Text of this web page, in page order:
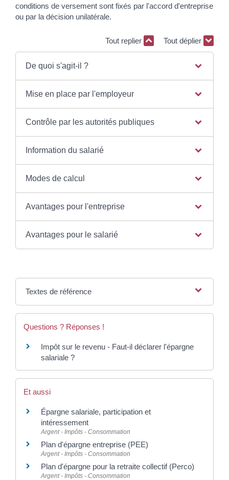
conditions de versement sont fixés par l'accord d'entreprise
ou par la décision unilatérale.
Tout replier Tout déplier
De quoi s'agit-il ?
Mise en place par l'employeur
Contrôle par les autorités publiques
Information du salarié
Modes de calcul
Avantages pour l'entreprise
Avantages pour le salarié
Textes de référence
Questions ? Réponses !
Impôt sur le revenu - Faut-il déclarer l'épargne
salariale ?
Et aussi
Épargne salariale, participation et
intéressement
Argent - Impôts - Consommation
Plan d'épargne entreprise (PEE)
Argent - Impôts - Consommation
Plan d'épargne pour la retraite collectif (Perco)
Argent - Impôts - Consommation